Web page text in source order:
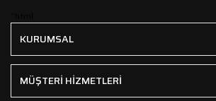
KURUMSAL
MÜŞTERİ HİZMETLERİ